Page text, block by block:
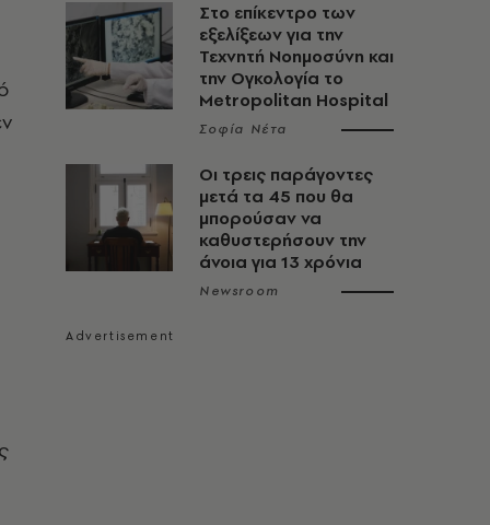
Στο επίκεντρο των
εξελίξεων για την
Τεχνητή Νοημοσύνη και
την Ογκολογία το
Metropolitan Hospital
Σοφία Νέτα
Οι τρεις παράγοντες
μετά τα 45 που θα
μπορούσαν να
καθυστερήσουν την
άνοια για 13 χρόνια
Newsroom